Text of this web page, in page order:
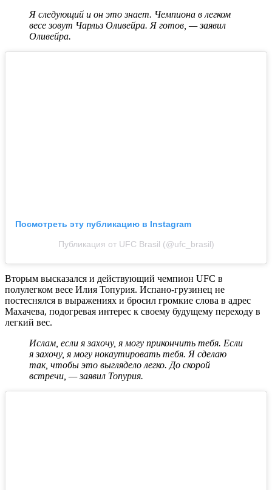
Я следующий и он это знает. Чемпиона в легком
весе зовут Чарльз Оливейра. Я готов, — заявил
Оливейра.
Посмотреть эту публикацию в Instagram
Публикация от UFC Brasil (@ufc_brasil)
Вторым высказался и действующий чемпион UFC в
полулегком весе Илия Топурия. Испано-грузинец не
постеснялся в выражениях и бросил громкие слова в адрес
Махачева, подогревая интерес к своему будущему переходу в
легкий вес.
Ислам, если я захочу, я могу прикончить тебя. Если
я захочу, я могу нокаутировать тебя. Я сделаю
так, чтобы это выглядело легко. До скорой
встречи, —заявил Топурия.